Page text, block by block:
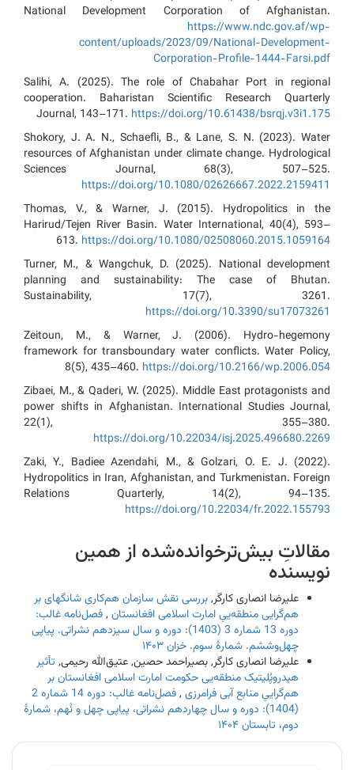
National Development Corporation of Afghanistan.
https://www.ndc.gov.af/wp-
content/uploads/2023/09/National-Development-
Corporation-Profile-1444-Farsi.pdf
Salihi, A. (2025). The role of Chabahar Port in regional
cooperation. Baharistan Scientific Research Quarterly
Journal, 143–171. https://doi.org/10.61438/bsrqj.v3i1.175
Shokory, J. A. N., Schaefli, B., & Lane, S. N. (2023). Water
resources of Afghanistan under climate change. Hydrological
Sciences Journal, 68(3), 507–525.
https://doi.org/10.1080/02626667.2022.2159411
Thomas, V., & Warner, J. (2015). Hydropolitics in the
Harirud/Tejen River Basin. Water International, 40(4), 593–
613. https://doi.org/10.1080/02508060.2015.1059164
Turner, M., & Wangchuk, D. (2025). National development
planning and sustainability: The case of Bhutan.
Sustainability, 17(7), 3261.
https://doi.org/10.3390/su17073261
Zeitoun, M., & Warner, J. (2006). Hydro-hegemony
framework for transboundary water conflicts. Water Policy,
8(5), 435–460. https://doi.org/10.2166/wp.2006.054
Zibaei, M., & Qaderi, W. (2025). Middle East protagonists and
power shifts in Afghanistan. International Studies Journal,
22(1), 355–380.
https://doi.org/10.22034/isj.2025.496680.2269
Zaki, Y., Badiee Azendahi, M., & Golzari, O. E. J. (2022).
Hydropolitics in Iran, Afghanistan, and Turkmenistan. Foreign
Relations Quarterly, 14(2), 94–135.
https://doi.org/10.22034/fr.2022.155793
مقالاتِ بیش‌ترخوانده‌شده از همین‌
نویسنده
علیرضا انصاری کارگر,بررسی نقش سازمان هم‌کاری‌ شانگهای بر
هم‌گرایی منطقه‌ییِ امارت اسلامی افغانستان ,فصل‌نامه غالب:
دوره 13 شماره 3 (1403): دوره و سال سیزدهم نشراتی. پیاپی
چهل‌و‌‌‌‌ششم. شمارۀ سوم. خزان ۱۴۰۳
علیرضا انصاری کارگر, بصیراحمد حصین, عتیق‌الله رحیمی, تأثیر
هیدروپُلیتیک منطقه‌یی حکومت امارت اسلامی افغانستان بر
هم‌گراییِ منابع آبی فرامرزی ,
فصل‌نامه غالب: دوره 14 شماره 2
(1404): دوره و سال چهاردهم نشراتی، پیاپی چهل‌ و نُهم، شمارۀ
دوم، تابستان ۱۴۰۴